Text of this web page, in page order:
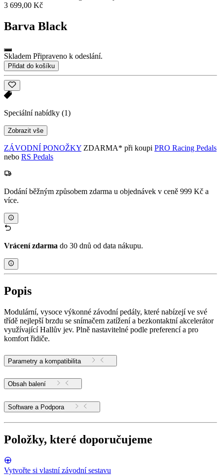
3 699,00 Kč
Barva Black
Skladem Připraveno k odeslání.
Přidat do košíku
Speciální nabídky (1)
Zobrazit vše
ZÁVODNÍ PONOŽKY ZDARMA* při koupi PRO Racing Pedals
nebo RS Pedals
Dodání běžným způsobem zdarma u objednávek v ceně 999 Kč a
více.
Vrácení zdarma do 30 dnů od data nákupu.
Popis
Modulární, vysoce výkonné závodní pedály, které nabízejí ve své
třídě nejlepší brzdu se snímačem zatížení a bezkontaktní akcelerátor
využívající Hallův jev. Plně nastavitelné podle preferencí a pro
komfort řidiče.
Parametry a kompatibilita
Obsah balení
Software a Podpora
Položky, které doporučujeme
Vytvořte si vlastní závodní sestavu